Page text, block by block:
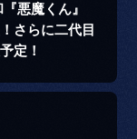
悪魔くん』
さらに二代目
定！